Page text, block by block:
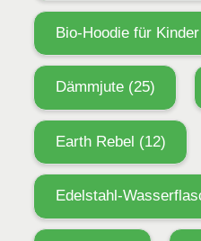
Bio-Hoodie für Kinder
Dämmjute(25)
Earth Rebel (12)
Edelstahl-